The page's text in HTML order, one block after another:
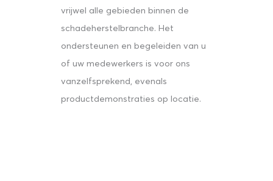
vrijwel alle gebieden binnen de
schadeherstelbranche. Het
ondersteunen en begeleiden van u
of uw medewerkers is voor ons
vanzelfsprekend, evenals
productdemonstraties op locatie.